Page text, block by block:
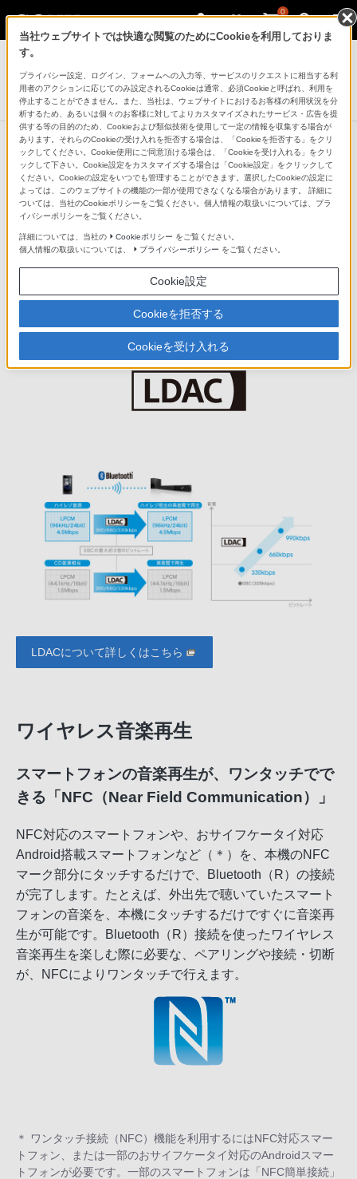
0
サウンドバー／ホームシアターシステム
サウンドバー
HT-NT3
ハイレゾ対応オーディオ伝送技術
「LDAC（TM）」
ワイヤレス環境に応じて選べる複数の伝送レートをサポ
ートするLDACは、ハイレゾ音源を990kbps（従来の
Bluetooth（R）Audioの最大約3倍の情報量）の最大速度
で伝送することで、ハイレゾ音源をハイレゾ相当の音質
で再現します。LDACに対応した機器間では、さまざま
な音源を高音質なサウンドでお楽しみいただけます。
LDACについて詳しくはこちら
ワイヤレス音楽再生
スマートフォンの音楽再生が、ワンタッチでで
きる「NFC（Near Field Communication）」
NFC対応のスマートフォンや、おサイフケータイ対応
Android搭載スマートフォンなど（＊）を、本機のNFC
マーク部分にタッチするだけで、Bluetooth（R）の接続
が完了します。たとえば、外出先で聴いていたスマート
フォンの音楽を、本機にタッチするだけですぐに音楽再
生が可能です。Bluetooth（R）接続を使ったワイヤレス
音楽再生を楽しむ際に必要な、ペアリングや接続・切断
が、NFCによりワンタッチで行えます。
＊ ワンタッチ接続（NFC）機能を利用するにはNFC対応スマー
トフォン、または一部のおサイフケータイ対応のAndroidスマー
トフォンが必要です。一部のスマートフォンは「NFC簡単接続」
当社ウェブサイトでは快適な閲覧のためにCookieを利用しておりま
す。
プライバシー設定、ログイン、フォームへの入力等、サービスのリクエストに相当する利
用者のアクションに応じてのみ設定されるCookieは通常、必須Cookieと呼ばれ、利用を
停止することができません。また、当社は、ウェブサイトにおけるお客様の利用状況を分
析するため、あるいは個々のお客様に対してよりカスタマイズされたサービス・広告を提
供する等の目的のため、Cookieおよび類似技術を使用して一定の情報を収集する場合が
あります。それらのCookieの受け入れを拒否する場合は、「Cookieを拒否する」をクリ
ックしてください。Cookie使用にご同意頂ける場合は、「Cookieを受け入れる」をクリ
ックして下さい。Cookie設定をカスタマイズする場合は「Cookie設定」をクリックして
ください。Cookieの設定をいつでも管理することができます。選択したCookieの設定に
よっては、このウェブサイトの機能の一部が使用できなくなる場合があります。 詳細に
ついては、当社のCookieポリシーをご覧ください。個人情報の取扱いについては、プラ
イバシーポリシーをご覧ください。
詳細については、当社の Cookieポリシー をご覧ください。
個人情報の取扱いについては、
プライバシーポリシー をご覧ください。
Cookie設定
Cookieを拒否する
Cookieを受け入れる